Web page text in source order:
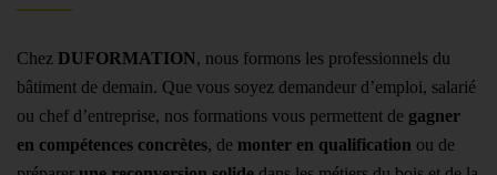
Chez DUFORMATION, nous formons les professionnels du
bâtiment de demain. Que vous soyez demandeur d’emploi, salarié
ou chef d’entreprise, nos formations vous permettent de gagner
en compétences concrètes, de monter en qualification ou de